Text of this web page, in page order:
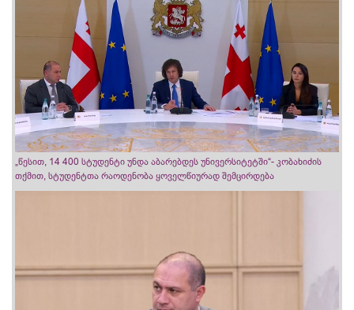
„წესით, 14 400 სტუდენტი უნდა აბარებდეს უნივერსიტეტში“- კობახიძის
თქმით, სტუდენტთა რაოდენობა ყოველწიურად შემცირდება